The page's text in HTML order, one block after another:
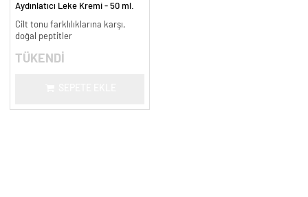
Aydınlatıcı Leke Kremi - 50 ml.
Cilt tonu farklılıklarına karşı,
doğal peptitler
TÜKENDİ